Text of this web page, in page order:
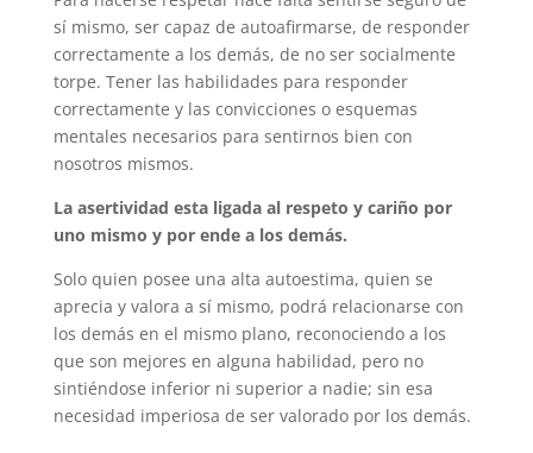
sí mismo, ser capaz de autoafirmarse, de responder
correctamente a los demás, de no ser socialmente
torpe. Tener las habilidades para responder
correctamente y las convicciones o esquemas
mentales necesarios para sentirnos bien con
nosotros mismos.
La asertividad esta ligada al respeto y cariño por
uno mismo y por ende a los demás.
Solo quien posee una alta autoestima, quien se
aprecia y valora a sí mismo, podrá relacionarse con
los demás en el mismo plano, reconociendo a los
que son mejores en alguna habilidad, pero no
sintiéndose inferior ni superior a nadie; sin esa
necesidad imperiosa de ser valorado por los demás.